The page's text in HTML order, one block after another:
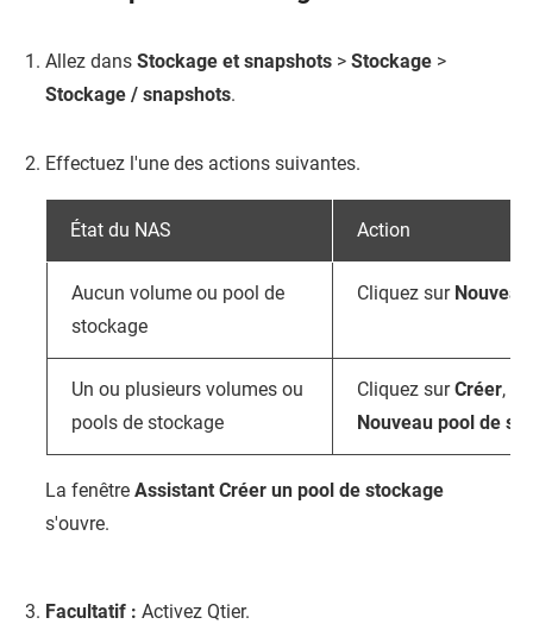
Allez dans Stockage et snapshots > Stockage >
Stockage / snapshots.
Effectuez l'une des actions suivantes.
État du NAS Action
Aucun volume ou pool de
stockage
Cliquez sur
Un ou plusieurs volumes ou
pools de stockage
Cliquez surCréer,
Nouveau pool de
La fenêtre Assistant Créer un pool de stockage
s'ouvre.
Facultatif : Activez Qtier.